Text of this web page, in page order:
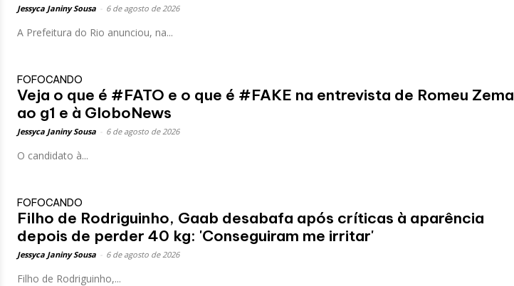
Jessyca Janiny Sousa 6 de agosto de 2026
A Prefeitura do Rio anunciou, na...
FOFOCANDO
Veja o que é #FATO e o que é #FAKE na entrevista de Romeu Zema
ao g1 e à GloboNews
Jessyca Janiny Sousa 6 de agosto de 2026
O candidato à...
FOFOCANDO
Filho de Rodriguinho, Gaab desabafa após críticas à aparência
depois de perder 40 kg: 'Conseguiram me irritar'
Jessyca Janiny Sousa 6 de agosto de 2026
Filho de Rodriguinho,...